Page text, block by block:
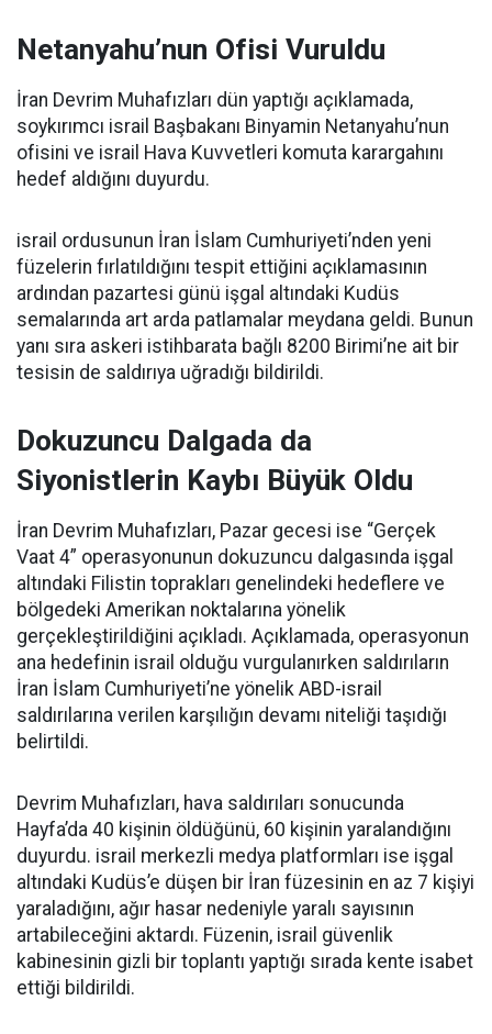
Netanyahu’nun Ofisi Vuruldu
İran Devrim Muhafızları dün yaptığı açıklamada,
soykırımcı israil Başbakanı Binyamin Netanyahu’nun
ofisini ve israil Hava Kuvvetleri komuta karargahını
hedef aldığını duyurdu.
israil ordusunun İran İslam Cumhuriyeti’nden yeni
füzelerin fırlatıldığını tespit ettiğini açıklamasının
ardından pazartesi günü işgal altındaki Kudüs
semalarında art arda patlamalar meydana geldi. Bunun
yanı sıra askeri istihbarata bağlı 8200 Birimi’ne ait bir
tesisin de saldırıya uğradığı bildirildi.
Dokuzuncu Dalgada da
Siyonistlerin Kaybı Büyük Oldu
İran Devrim Muhafızları, Pazar gecesi ise “Gerçek
Vaat 4” operasyonunun dokuzuncu dalgasında işgal
altındaki Filistin toprakları genelindeki hedeflere ve
bölgedeki Amerikan noktalarına yönelik
gerçekleştirildiğini açıkladı. Açıklamada, operasyonun
ana hedefinin israil olduğu vurgulanırken saldırıların
İran İslam Cumhuriyeti’ne yönelik ABD-israil
saldırılarına verilen karşılığın devamı niteliği taşıdığı
belirtildi.
Devrim Muhafızları, hava saldırıları sonucunda
Hayfa’da 40 kişinin öldüğünü, 60 kişinin yaralandığını
duyurdu. israil merkezli medya platformları ise işgal
altındaki Kudüs’e düşen bir İran füzesinin en az 7 kişiyi
yaraladığını, ağır hasar nedeniyle yaralı sayısının
artabileceğini aktardı. Füzenin, israil güvenlik
kabinesinin gizli bir toplantı yaptığı sırada kente isabet
ettiği bildirildi.